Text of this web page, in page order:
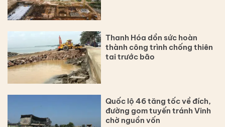
Thanh Hóa dồn sức hoàn
thành công trình chống thiên
tai trước bão
Quốc lộ 46 tăng tốc về đích,
đường gom tuyến tránh Vinh
chờ nguồn vốn